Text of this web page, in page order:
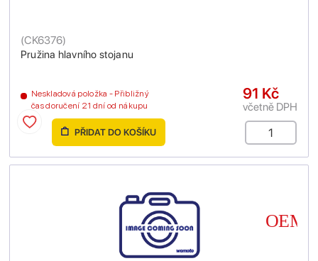
Pružina hlavního stojanu
(CK6376)
Neskladová položka - Přibližný
čas doručení 21 dní od nákupu
91 Kč
včetně DPH
PŘIDAT DO KOŠÍKU